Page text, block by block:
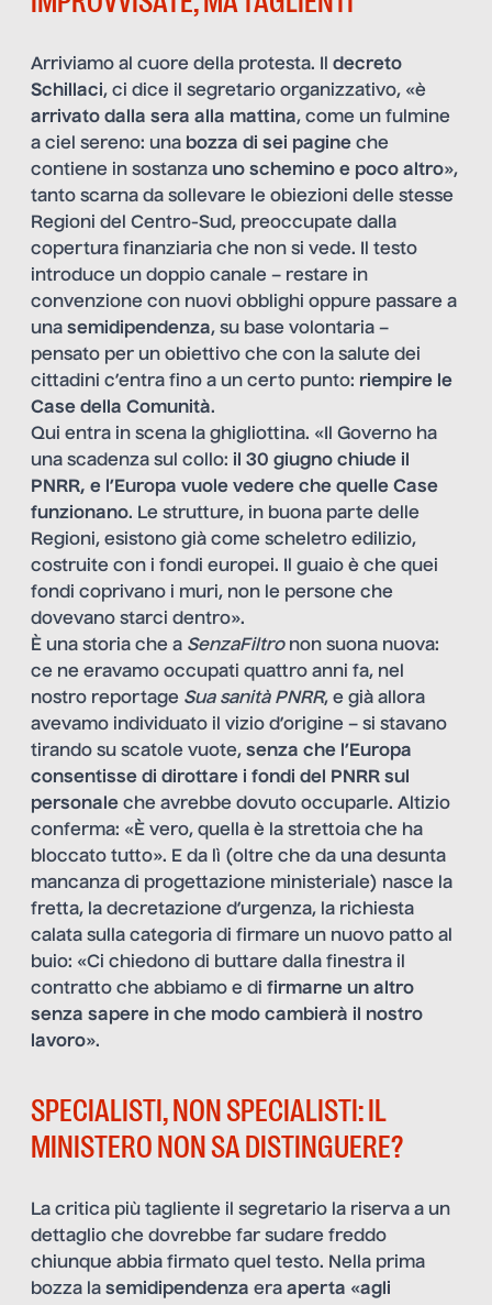
Arriviamo al cuore della protesta. Il decreto
Schillaci, ci dice il segretario organizzativo, «è
arrivato dalla sera alla mattina, come un fulmine
a ciel sereno: una bozza di sei pagine che
contiene in sostanza uno schemino e poco altro»,
tanto scarna da sollevare le obiezioni delle stesse
Regioni del Centro-Sud, preoccupate dalla
copertura finanziaria che non si vede. Il testo
introduce un doppio canale – restare in
convenzione con nuovi obblighi oppure passare a
una semidipendenza, su base volontaria –
pensato per un obiettivo che con la salute dei
cittadini c’entra fino a un certo punto: riempire le
Case della Comunità.
Qui entra in scena la ghigliottina. «Il Governo ha
una scadenza sul collo: il 30 giugno chiude il
PNRR, e l’Europa vuole vedere che quelle Case
funzionano. Le strutture, in buona parte delle
Regioni, esistono già come scheletro edilizio,
costruite con i fondi europei. Il guaio è che quei
fondi coprivano i muri, non le persone che
dovevano starci dentro».
È una storia che a SenzaFiltronon suona nuova:
ce ne eravamo occupati quattro anni fa, nel
nostro reportage Sua sanità PNRR, e già allora
avevamo individuato il vizio d’origine – si stavano
tirando su scatole vuote, senza che l’Europa
consentisse di dirottare i fondi del PNRR sul
personale che avrebbe dovuto occuparle. Altizio
conferma: «È vero, quella è la strettoia che ha
bloccato tutto». E da lì (oltre che da una desunta
mancanza di progettazione ministeriale) nasce la
fretta, la decretazione d’urgenza, la richiesta
calata sulla categoria di firmare un nuovo patto al
buio: «Ci chiedono di buttare dalla finestra il
contratto che abbiamo e di firmarne un altro
senza sapere in che modo cambierà il nostro
lavoro».
SPECIALISTI, NON SPECIALISTI: IL
MINISTERO NON SA DISTINGUERE?
La critica più tagliente il segretario la riserva a un
dettaglio che dovrebbe far sudare freddo
chiunque abbia firmato quel testo. Nella prima
bozza la semidipendenza era aperta «agli